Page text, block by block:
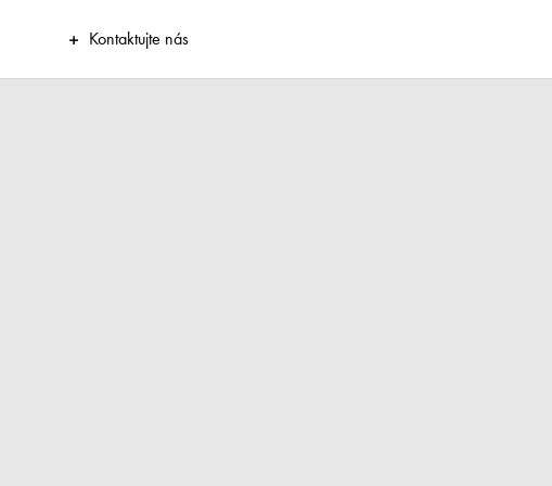
Kontaktujte nás